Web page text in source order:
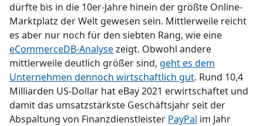
dürfte bis in die 10er-Jahre hinein der größte Online-
Marktplatz der Welt gewesen sein. Mittlerweile reicht
es aber nur noch für den siebten Rang, wie eine
eCommerceDB-Analysezeigt. Obwohl andere
mittlerweile deutlich größer sind, geht es dem
Unternehmen dennoch wirtschaftlich gut. Rund 10,4
Milliarden US-Dollar hat eBay 2021 erwirtschaftet und
damit das umsatzstärkste Geschäftsjahr seit der
Abspaltung von Finanzdienstleister PayPal im Jahr